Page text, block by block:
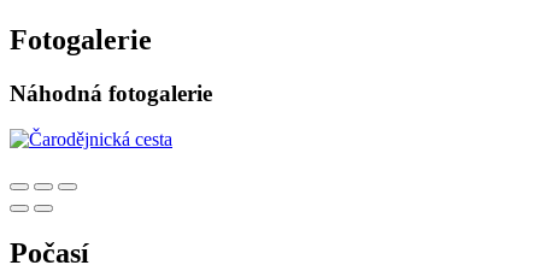
Fotogalerie
Náhodná fotogalerie
Počasí